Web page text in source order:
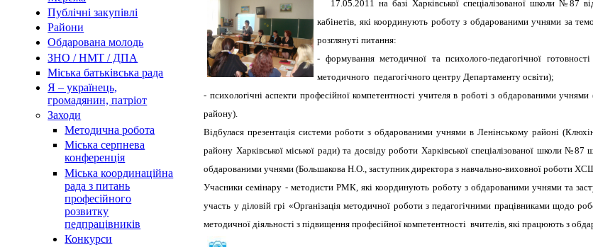
Публічні закупівлі
Райони
Обдарована молодь
ЗНО / НМТ / ДПА
Міська батьківська рада
Я – українець,
громадянин, патріот
Заходи
Методична робота
Міська серпнева
конференція
Міська координаційна
рада з питань
професійного
розвитку
педпрацівників
Конкурси
17.05.2011 на базі Харківської спеціалізованої школи №87
кабінетів, які координують роботу з обдарованими учнями за
розглянуті питання:
- формування методичної та психолого-педагогічної
методичного педагогічного центру Департаменту освіти);
- психологічні аспекти професійної компетентності учителя в роботі з обдарованими
району).
Відбулася презентація системи роботи з обдарованими учнями в Ленінському районі
району Харківської міської ради) та досвіду роботи Харківської спеціалізованої школи
обдарованими учнями (Большакова Н.О., заступник директора з навчально-виховної роботи
Учасники семінару - методисти РМК, які координують роботу з обдарованими учнями та
участь у діловій грі «Організація методичної роботи з педагогічними працівниками щодо
методичної діяльності з підвищення професійної компетентності вчителів, які працюють з